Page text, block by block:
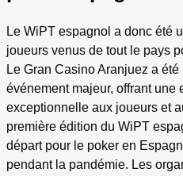
Le WiPT espagnol a donc été
joueurs venus de tout le pays
Le Gran Casino Aranjuez a été
événement majeur, offrant une
exceptionnelle aux joueurs et
première édition du WiPT
départ pour le poker en
pendant la pandémie. Les